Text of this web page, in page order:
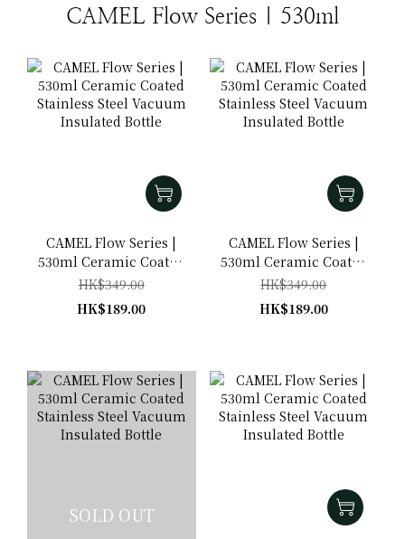
CAMEL Flow Series | 530ml
CAMEL Flow Series |
530ml Ceramic Coated
Stainless Steel Vacuum
Insulated Bottle
HK$349.00
HK$189.00
CAMEL Flow Series |
530ml Ceramic Coated
Stainless Steel Vacuum
Insulated Bottle
HK$349.00
HK$189.00
SOLD OUT